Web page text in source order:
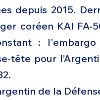
depuis 2015.
coréen KAI FA-
:
tête pour
de la